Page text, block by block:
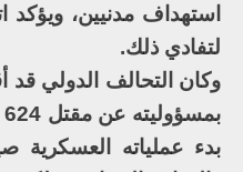
استهداف مدنيين، ويؤكد
لتفادي ذلك.
وكان التحالف الدولي